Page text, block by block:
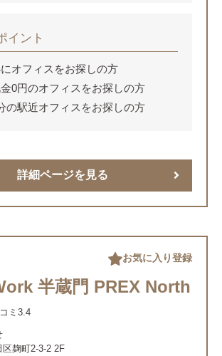
イント
オフィスをお探しの方
0円のオフィスをお探しの方
の駅近オフィスをお探しの方
詳細ページを見る
半蔵門 PREX North
ミ 3.4
麹町2-3-2 2F
お気に入り登録